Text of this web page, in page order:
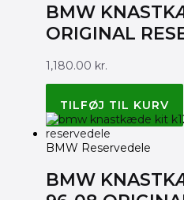
BMW
ORIGINAL
1,180.00 kr.
BMW ORIGINAL 11311465013
TILFØJ TIL KURV
BMW Reservedele
BMW